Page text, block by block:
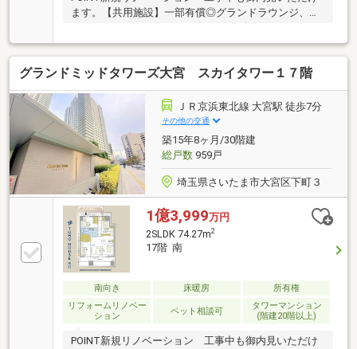
ます。【共用施設】一部有償◎グランドラウンジ、フ
マルチルーム（キッズルーム）、ライブラリー、ゲス
トルーム■各階にゴミ置き場■棟内にコンビニ（朝7時
～夜９時半）、保育施設■コンシェルジュサービス■ペ
ット足洗い場、グルーミングルーム【セキュリティ】
２４時間有人管理、ノンタッチキー、防犯カメラ、ダ
ブルロックオートロック、防犯センサー≪Support≫□
住信SBI代理事業 東宝ハウスフィナンシャル（T.sロー
ン）□365日24時間住まいの駆付けサービス（３年間無
料)
グランドミッドタワーズ大宮 スカイタワー１７階
ＪＲ京浜東北線 大宮駅 徒歩7分
その他の交通
築15年8ヶ月/30階建
総戸数959戸
埼玉県さいたま市大宮区下町３
1億3,999万円
2SLDK 74.27m2
17階 南
南向き 床暖房
所有権
リフォームリノベー
ション
ペット相談可
タワーマンション
(階建20階以上)
POINT新規リノベーション 工事中も御内見いただけ